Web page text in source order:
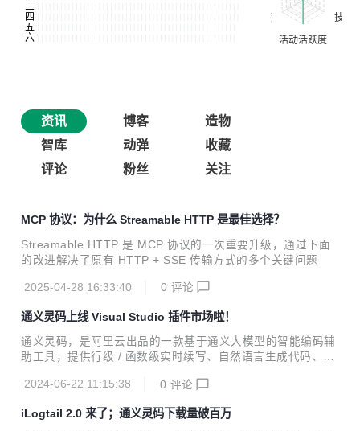
资讯 博客
造物
智库
动弹
收藏
评论
粉丝 关注
MCP 协议：为什么 Streamable HTTP 是最佳选择？
Streamable HTTP 是 MCP 协议的一次重要升级，通过下面
的改进解决了原有 HTTP + SSE 传输方式的多个关键问题
2025-04-28 16:33:40 0 评论
通义灵码上线 Visual Studio 插件市场啦！
通义灵码，是阿里云出品的一款基于通义大模型的智能编码辅
助工具，提供行级 / 函数级实时续写、自然语言生成代码、单
答、异常报错排查等能力，提供代码智能生成、研发智能问答
2024-06-22 11:15:38 0 评论
iLogtail 2.0 来了；通义灵码下载量破百万